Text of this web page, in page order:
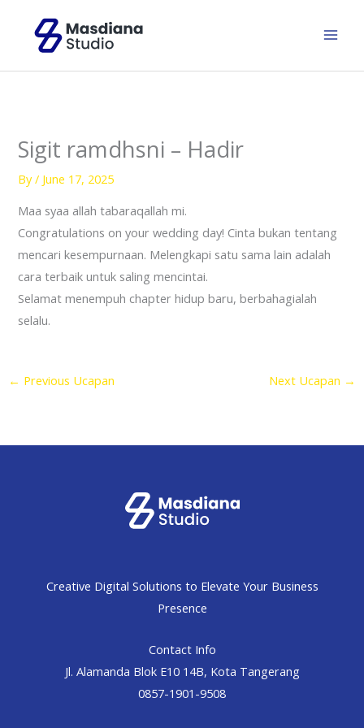
content
Sigit ramdhsni – Hadir
By/ June 17, 2025
Maa syaa allah tabaraqallah mi.
Congratulations on your wedding day! Cinta bukan tentang
mencari kesempurnaan. Melengkapi satu sama lain adalah
cara terbaik untuk saling mencintai.
Selamat menempuh chapter hidup baru, berbahagialah
selalu.
← Previous Ucapan Next Ucapan →
Creative Digital Solutions to Elevate Your Business
Presence
Contact Info
Jl. Alamanda Blok E10 14B, Kota Tangerang
0857-1901-9508